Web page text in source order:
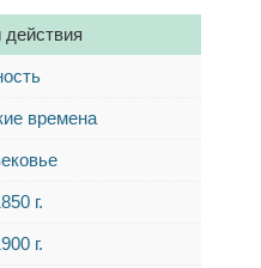
времена
г.
г.